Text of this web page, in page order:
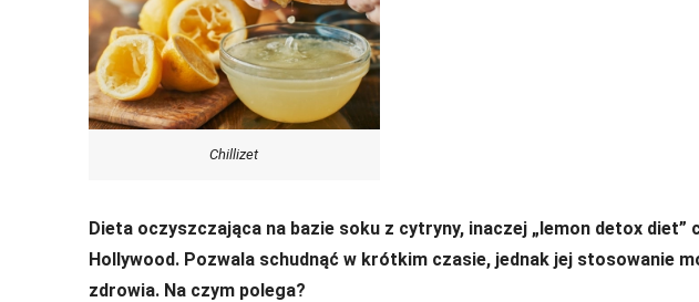
Chillizet
Dieta oczyszczająca na bazie soku z cytryny, inaczej „lemon detox
Hollywood. Pozwala schudnąć w krótkim czasie, jednak jej stosowanie
zdrowia. Na czym polega?